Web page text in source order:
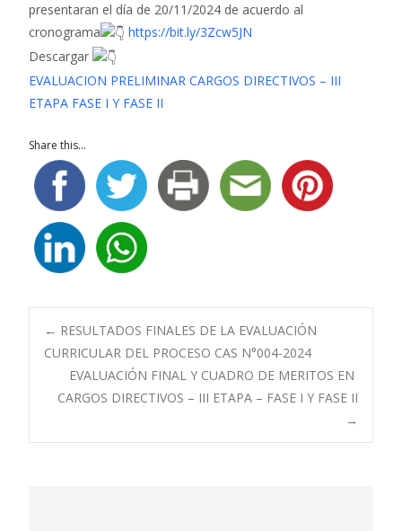
presentaran el día de 20/11/2024 de acuerdo al
cronograma
https://bit.ly/3Zcw5JN
Descargar
EVALUACION PRELIMINAR CARGOS DIRECTIVOS – III
ETAPA FASE I Y FASE II
Share this...
Navegación
de
entradas
← RESULTADOS FINALES DE LA EVALUACIÓN
CURRICULAR DEL PROCESO CAS N°004-2024
EVALUACIÓN FINAL Y CUADRO DE MERITOS EN
CARGOS DIRECTIVOS – III ETAPA – FASE I Y FASE II
→